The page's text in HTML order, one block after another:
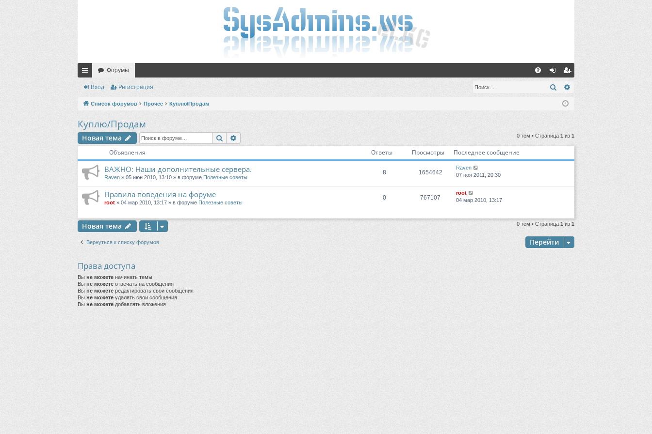
С
с
ы
и
Форумы
хо ег
ис
Вход Регистрация Поиск
Список форумов Прочее Куплю/Продам
Куплю/Продам
Новая тема Поиск 0 тем • Страница 1 из 1
Объявления Ответы Просмотры Последнее сообщение
ВАЖНО: Наши дополнительные сервера.
Raven » 05 июн 2010, 13:10 » в форуме Полезные советы
8 1654642
Raven
07 ноя 2011, 20:30
Правила поведения на форуме
root » 04 мар 2010, 13:17 » в форуме Полезные советы
0 767107
root
04 мар 2010, 13:17
Новая тема 0 тем • Страница 1 из 1
Вернуться к списку форумов Перейти
Права доступа
Вы не можете начинать темы
Вы не можете отвечать на сообщения
Вы не можете редактировать свои сообщения
Вы не можете удалять свои сообщения
Вы не можете добавлять вложения